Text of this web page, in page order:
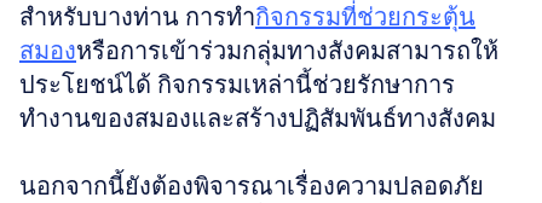
สำหรับบางท่าน การทำกิจกรรมที่ช่วยกระตุ้น
สมองหรือการเข้าร่วมกลุ่มทางสังคมสามารถให้
ประโยชน์ได้ กิจกรรมเหล่านี้ช่วยรักษาการ
ทำงานของสมองและสร้างปฏิสัมพันธ์ทางสังคม
นอกจากนี้ยังต้องพิจารณาเรื่องความปลอดภัย